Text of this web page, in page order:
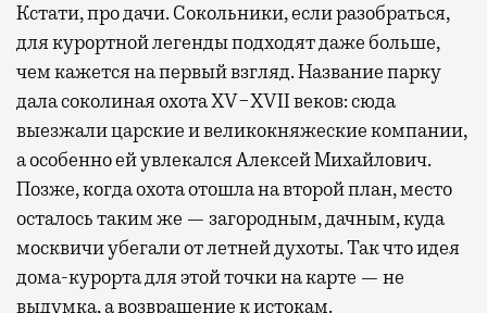
Кстати, про дачи. Сокольники, если разобраться,
для курортной легенды подходят даже больше,
чем кажется на первый взгляд. Название парку
дала соколиная охота XV−XVII веков: сюда
выезжали царские и великокняжеские компании,
а особенно ей увлекался Алексей Михайлович.
Позже, когда охота отошла на второй план, место
осталось таким же — загородным, дачным, куда
москвичи убегали от летней духоты. Так что идея
дома-курорта для этой точки на карте — не
выдумка, а возвращение к истокам.